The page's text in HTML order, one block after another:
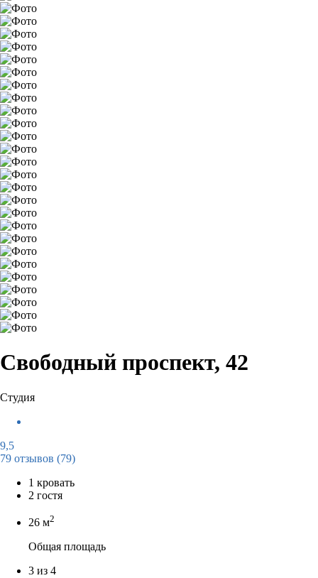
Свободный проспект, 42
Студия
9,5
79 отзывов (79)
1 кровать
2 гостя
26 м2
Общая площадь
3 из 4